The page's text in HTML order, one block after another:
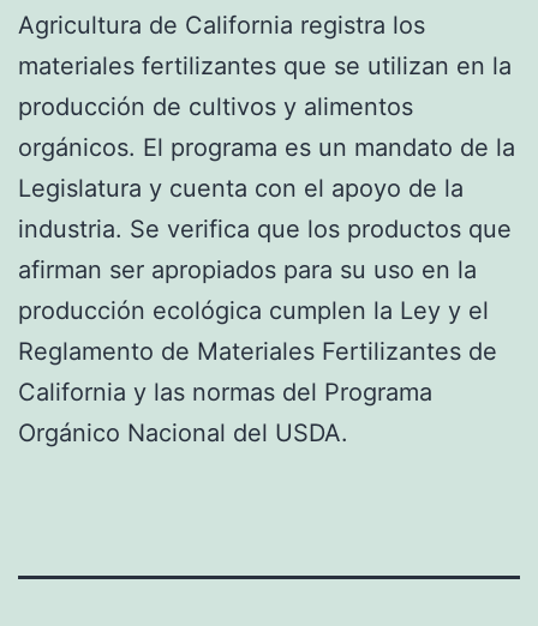
Agricultura de California registra los
materiales fertilizantes que se utilizan en la
producción de cultivos y alimentos
orgánicos. El programa es un mandato de la
Legislatura y cuenta con el apoyo de la
industria. Se verifica que los productos que
afirman ser apropiados para su uso en la
producción ecológica cumplen la Ley y el
Reglamento de Materiales Fertilizantes de
California y las normas del Programa
Orgánico Nacional del USDA.